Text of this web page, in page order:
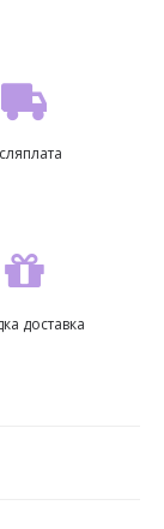
доставка